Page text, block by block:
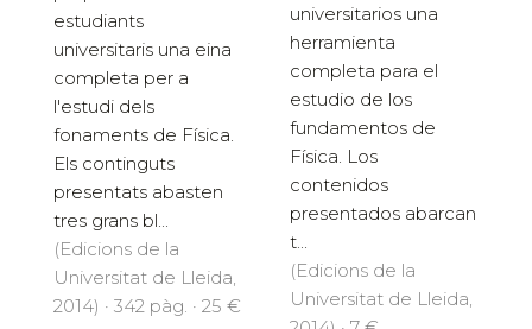
Salvatierra, Eugenio
L'objectiu del llibre és
proporcionar als
estudiants
universitaris una eina
completa per a
l'estudi dels
fonaments de Física.
Els continguts
presentats abasten
El objetivo del libro
es proporcionar a
estudiantes
universitarios una
herramienta
completa para el
estudio de los
fundamentos de
Física. Los
contenidos
presentados abarcan